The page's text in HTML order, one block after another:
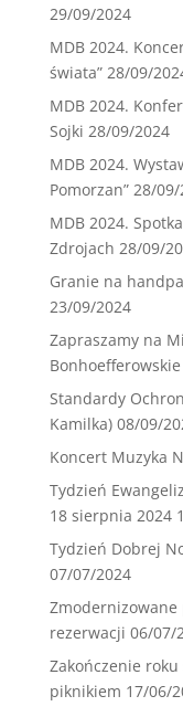
29/09/2024
MDB 2024.
świata” 28/09/
MDB 2024.
Sojki 28/09/2024
MDB 2024.
Pomorzan” 28/09/
MDB 2024.
Zdrojach 28/09/
Granie na
23/09/2024
Zapraszamy na
Bonhoefferowskie
Standardy
Kamilka) 08/09/
Koncert Muzyka
Tydzień
18 sierpnia 2024
Tydzień Dobrej
07/07/2024
Zmodernizowane
rezerwacji 06/07/
Zakończenie
piknikiem 17/06/